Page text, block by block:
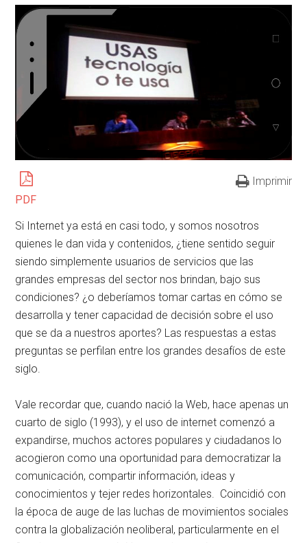
PDF
Imprimir
Si Internet ya está en casi todo, y somos nosotros
quienes le dan vida y contenidos, ¿tiene sentido seguir
siendo simplemente usuarios de servicios que las
grandes empresas del sector nos brindan, bajo sus
condiciones? ¿o deberíamos tomar cartas en cómo se
desarrolla y tener capacidad de decisión sobre el uso
que se da a nuestros aportes? Las respuestas a estas
preguntas se perfilan entre los grandes desafíos de este
siglo.
Vale recordar que, cuando nació la Web, hace apenas un
cuarto de siglo (1993), y el uso de internet comenzó a
expandirse, muchos actores populares y ciudadanos lo
acogieron como una oportunidad para democratizar la
comunicación, compartir información, ideas y
conocimientos y tejer redes horizontales. Coincidió con
la época de auge de las luchas de movimientos sociales
contra la globalización neoliberal, particularmente en el